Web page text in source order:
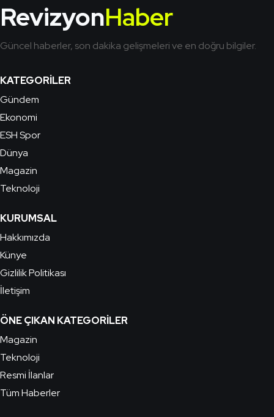
RevizyonHaber
Güncel haberler, son dakika gelişmeleri ve en doğru bilgiler.
KATEGORILER
Gündem
Ekonomi
ESH Spor
Dünya
Magazin
Teknoloji
KURUMSAL
Hakkımızda
Künye
Gizlilik Politikası
İletişim
ÖNE ÇIKAN KATEGORILER
Magazin
Teknoloji
Resmi İlanlar
Tüm Haberler